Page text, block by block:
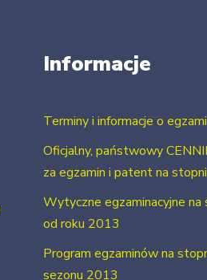
Informacje
Terminy i informacje o
Oficjalny, państwowy
za egzamin i patent na
Wytyczne egzaminacyjne
od roku 2013
Program egzaminów na
sezonu 2013